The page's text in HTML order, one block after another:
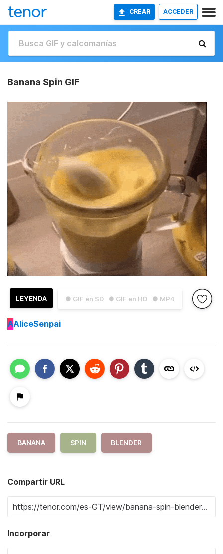
CREAR ACCEDER
Banana Spin GIF
● GIF en SD ● GIF en HD ● MP4
LEYENDA
AAliceSenpai
BANANA SPIN BLENDER
Compartir URL
Incorporar